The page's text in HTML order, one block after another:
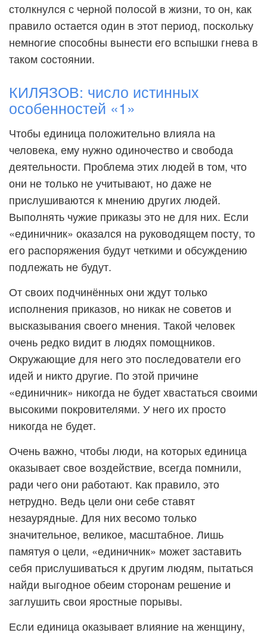
столкнулся с черной полосой в жизни, то он, как
правило остается один в этот период, поскольку
немногие способны вынести его вспышки гнева в
таком состоянии.
КИЛЯЗОВ: число истинных
особенностей «1»
Чтобы единица положительно влияла на
человека, ему нужно одиночество и свобода
деятельности. Проблема этих людей в том, что
они не только не учитывают, но даже не
прислушиваются к мнению других людей.
Выполнять чужие приказы это не для них. Если
«единичник» оказался на руководящем посту, то
его распоряжения будут четкими и обсуждению
подлежать не будут.
От своих подчинённых они ждут только
исполнения приказов, но никак не советов и
высказывания своего мнения. Такой человек
очень редко видит в людях помощников.
Окружающие для него это последователи его
идей и никто другие. По этой причине
«единичник» никогда не будет хвастаться своими
высокими покровителями. У него их просто
никогда не будет.
Очень важно, чтобы люди, на которых единица
оказывает свое воздействие, всегда помнили,
ради чего они работают. Как правило, это
нетрудно. Ведь цели они себе ставят
незаурядные. Для них весомо только
значительное, великое, масштабное. Лишь
памятуя о цели, «единичник» может заставить
себя прислушиваться к другим людям, пытаться
найди выгодное обеим сторонам решение и
заглушить свои яростные порывы.
Если единица оказывает влияние на женщину,